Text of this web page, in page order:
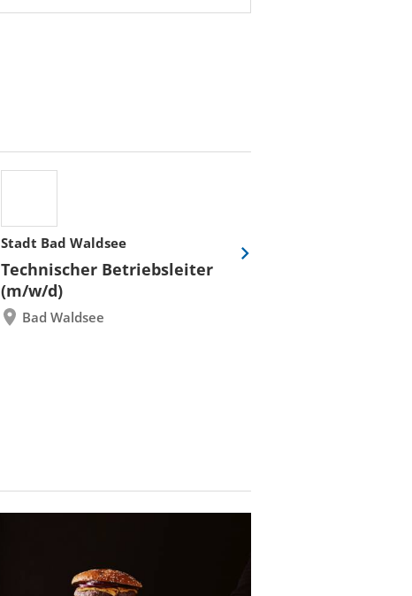
Stadt Bad Waldsee
Technischer Betriebsleiter
(m/w/d)
Bad Waldsee
Eine